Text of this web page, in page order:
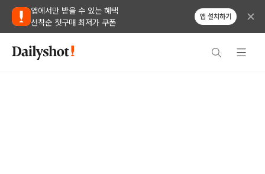
앱에서만 받을 수 있는 혜택
선착순 첫구매 최저가 쿠폰
앱 설치하기